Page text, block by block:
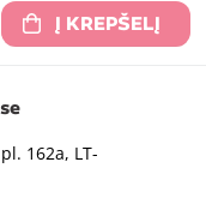
Į KREPŠELĮ
162a, LT-